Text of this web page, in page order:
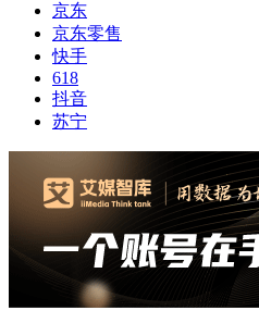
京东
京东零售
快手
618
抖音
苏宁